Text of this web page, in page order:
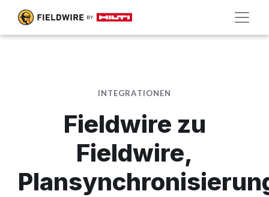
INTEGRATIONEN
Fieldwire zu
Fieldwire,